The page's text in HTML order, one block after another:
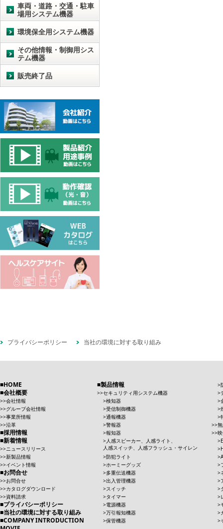
車両・道路・交通・駐車
場用システム機器
環境保全用システム機器
その他情報・制御用シス
テム機器
販売終了品
プライバシーポリシー 当社の環境に対する取り組み
HOME
会社概要
会社情報
グループ会社情報
事業所情報
沿革
採用情報
新着情報
ニュースリリース
新製品情報
イベント情報
お問合せ
お問合せ
カタログダウンロード
資料請求
プライバシーポリシー
当社の環境に対する取り組み
COMPANY INTRODUCTION
製品情報
セキュリティ用システム機器
検知器
受信制御機器
通報機器
警報器
報知器
人感スピーカー、人感ライト、
人感スイッチ、人感フラッシュ・サイレン
防犯ライト
ホーミーグッズ
多重伝送機器
出入管理機器
スイッチ
タイマー
電源機器
万引報知機器
保管機器